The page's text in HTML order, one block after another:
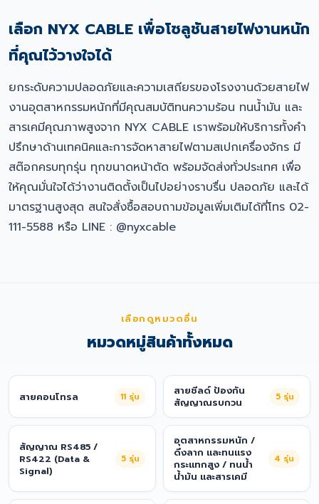
เลือก NYX CABLE เพื่อโซลูชันสายไฟงานหนัก
ที่คุณไว้วางใจได้
ยกระดับความปลอดภัยและความเสถียรของโรงงานด้วยสายไฟ
งานอุตสาหกรรมหนักที่มีคุณสมบัติทนความร้อน ทนน้ำมัน และ
สารเคมีคุณภาพสูงจาก NYX CABLE เราพร้อมให้บริการทั้งคำ
ปรึกษาด้านเทคนิคและการจัดหาสายไฟตามสเปกเครื่องจักร มี
สต๊อกครบทุกรุ่น ทุกขนาดหน้าตัด พร้อมจัดส่งทั่วประเทศ เพื่อ
ให้คุณมั่นใจได้ว่างานติดตั้งเป็นไปอย่างราบรื่น ปลอดภัย และได้
มาตรฐานสูงสุด สนใจสั่งซื้อสอบถามข้อมูลเพิ่มเติมได้ที่โทร 02-
111-5588 หรือ LINE : @nyxcable
เลือกดูหมวดอื่น
หมวดหมู่สินค้าทั้งหมด
สายคอนโทรล 11 รุ่น
สายชีลด์ ป้องกัน
สัญญาณรบกวน
5 รุ่น
สัญญาณ RS485 /
RS422 (Data &
Signal)
5 รุ่น
อุตสาหกรรมหนัก /
ดึงลาก และทนแรง
กระแทกสูง / ทนน้ำ
น้ำมัน และสารเคมี
4 รุ่น